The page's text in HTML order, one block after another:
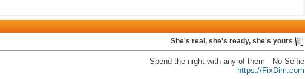
She's real, she's ready, she's yours
Spend the night with any of them - No Selfie
https://FixDim.com